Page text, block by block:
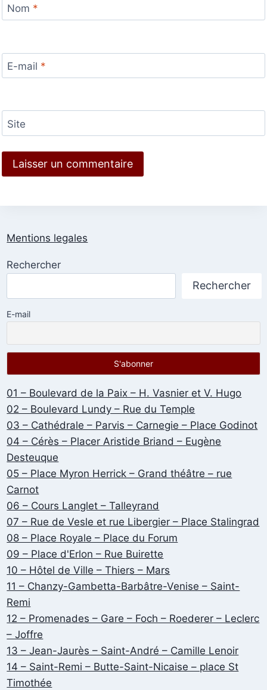
Nom *
E-mail *
Site
Mentions legales
Rechercher
Rechercher
E-mail
01 – Boulevard de la Paix – H. Vasnier et V. Hugo
02 – Boulevard Lundy – Rue du Temple
03 – Cathédrale – Parvis – Carnegie – Place Godinot
04 – Cérès – Placer Aristide Briand – Eugène
Desteuque
05 – Place Myron Herrick – Grand théâtre – rue
Carnot
06 – Cours Langlet – Talleyrand
07 – Rue de Vesle et rue Libergier – Place Stalingrad
08 – Place Royale – Place du Forum
09 – Place d'Erlon – Rue Buirette
10 – Hôtel de Ville – Thiers – Mars
11 – Chanzy-Gambetta-Barbâtre-Venise – Saint-
Remi
12 – Promenades – Gare – Foch – Roederer – Leclerc
– Joffre
13 – Jean-Jaurès – Saint-André – Camille Lenoir
14 – Saint-Remi – Butte-Saint-Nicaise – place St
Timothée